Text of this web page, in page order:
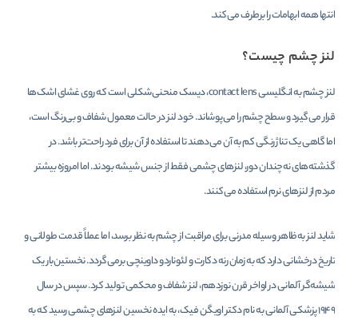
انتها همه ابهامات را برطرف می‌کند.
لنز چشم چیست؟
لنز چشم به انگلیسی contact lens، دیسک منحنی‌شکلی است که روی غشای اشک‌ها
قرار می‌گیرد و سطح چشم را می‌پوشاند. خود لنز در حالت معمول شفاف و بی‌رنگ است،
اما گاهی یک تناژ رنگی کم به آن می‌دهند تا استفاده از آن برای فرد راحت‌تر باشد. در
گذشته‌های نه‌چندان دور، لنزهای چشمی فقط از جنس شیشه بودند. اما امروزه بیشتر
مردم از لنزهای نرم استفاده می‌کنند.
شاید لنز به‌ظاهر وسیله مدرنی برای مراقبت از چشم به نظر برسد، اما عملاً قدمت طولانی و
تاریخ درخشانی دارد که به زمان رنه دکارت و لئوناردو داوینچی برمی‌گردد. نخستین‌بار یک
شیشه‌گر آلمانی در اواخر قرن نوزدهم، لنز شفاف و محکمی تولید کرد. سپس در سال
۱۹۴۹ پزشکی آلمانی به ‌نام دکتر اویگن فیک، به ایده نخسین لنزهای چشمی رسید که به